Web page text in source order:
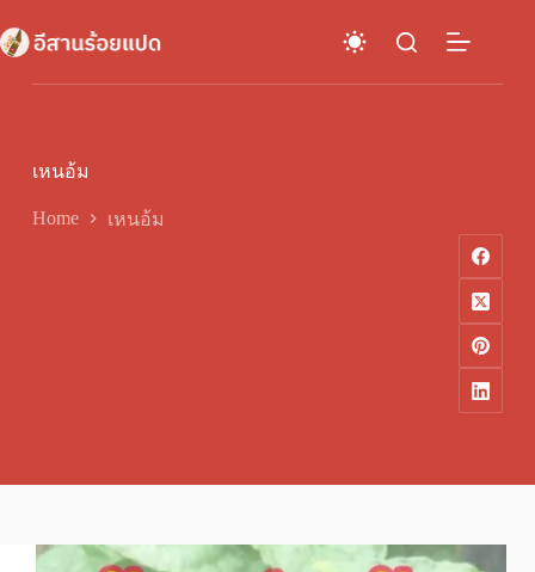
to
content
เหนอ้ม
Home เหนอ้ม